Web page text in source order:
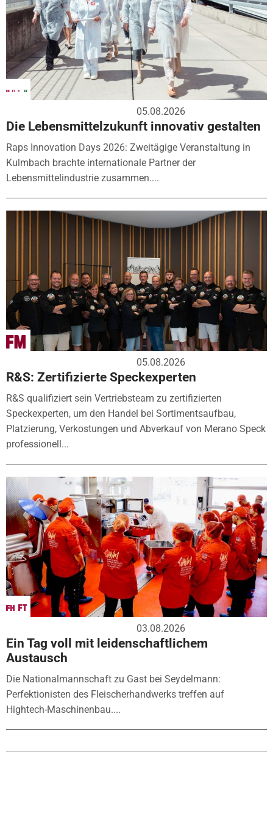
05.08.2026
Die Lebensmittelzukunft innovativ gestalten
Raps Innovation Days 2026: Zweitägige Veranstaltung in
Kulmbach brachte internationale Partner der
Lebensmittelindustrie zusammen....
05.08.2026
R&S: Zertifizierte Speckexperten
R&S qualifiziert sein Vertriebsteam zu zertifizierten
Speckexperten, um den Handel bei Sortimentsaufbau,
Platzierung, Verkostungen und Abverkauf von Merano Speck
professionell...
03.08.2026
Ein Tag voll mit leidenschaftlichem
Austausch
Die Nationalmannschaft zu Gast bei Seydelmann:
Perfektionisten des Fleischerhandwerks treffen auf
Hightech-Maschinenbau....